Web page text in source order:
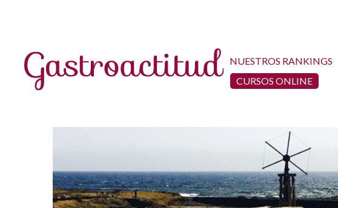
NUESTROS RANKINGS
CURSOS ONLINE